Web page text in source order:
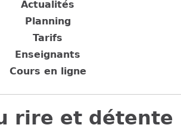
rire et détente
Actualités
Planning
Tarifs
Enseignants
Cours en ligne